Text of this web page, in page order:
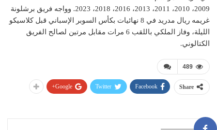
2009، 2010، 2011، 2013، 2016، 2018، 2023. وواجه فريق برشلونة
غريمه ريال مدريد في 8 نهائيات بكأس السوبر الإسباني قبل كلاسيكو
الليلة، وفاز الملكي باللقب 6 مرات مقابل مرتين لصالح الفريق
الكتالوني.
489
Share
Facebook
Twitter
Google+